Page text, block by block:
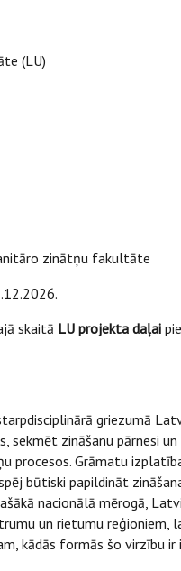
(LU)
zinātņu fakultāte
skaitā LU projekta daļai
griezumā
sekmēt zināšanu pārnesi
procesos. Grāmatu
būtiski papildināt
nacionālā mērogā,
un rietumu
kādās formās šo virzību